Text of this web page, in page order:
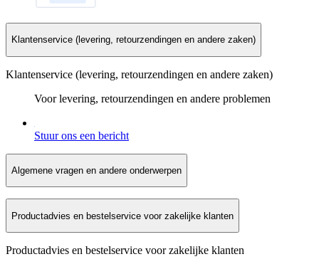
Klantenservice (levering, retourzendingen en andere zaken)
Klantenservice (levering, retourzendingen en andere zaken)
Voor levering, retourzendingen en andere problemen
Stuur ons een bericht
Algemene vragen en andere onderwerpen
Productadvies en bestelservice voor zakelijke klanten
Productadvies en bestelservice voor zakelijke klanten